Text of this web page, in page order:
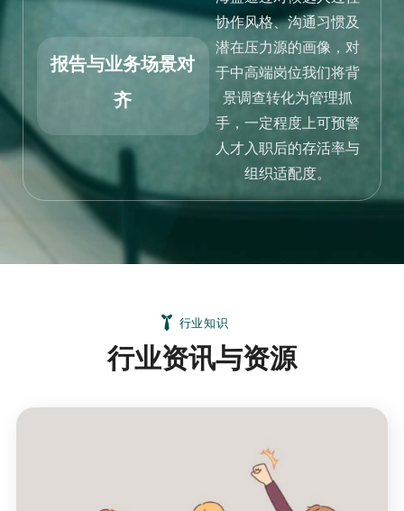
报告与业务场景对
齐
协作风格、沟通习惯及
潜在压力源的画像，对
于中高端岗位我们将背
景调查转化为管理抓
手，一定程度上可预警
人才入职后的存活率与
组织适配度。
行业知识
行业资讯与资源